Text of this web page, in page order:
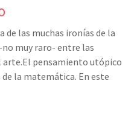
de las muchas ironías de la
muy raro- entre las
pensamiento utópico
de la matemática. En este